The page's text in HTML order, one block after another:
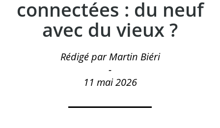
connectées : du neuf
avec du vieux ?
Rédigé par Martin Biéri
-
11 mai 2026